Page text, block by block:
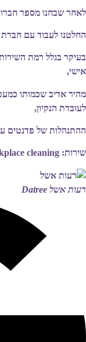
לאחר שבחנו מספר
החלטנו לעבוד עם חברת
בעיקר בגלל רמת
אישי,
מהיר אדיב שכמותו
לעובדת הנקיון,
ההתנהלות של פדנטים
שירות: Office & workplace cleaning
רעות אשל